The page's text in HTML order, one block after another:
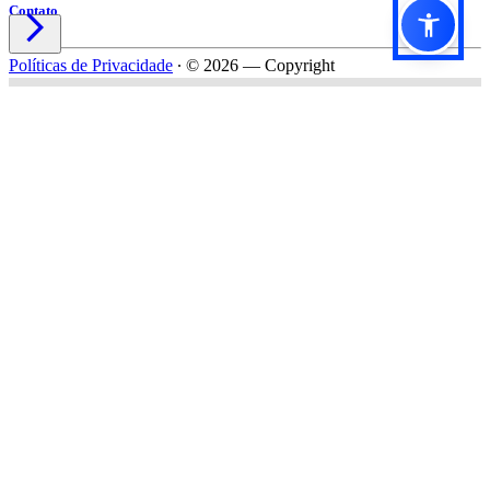
Contato

Políticas de Privacidade ∙ © 2026 — Copyright